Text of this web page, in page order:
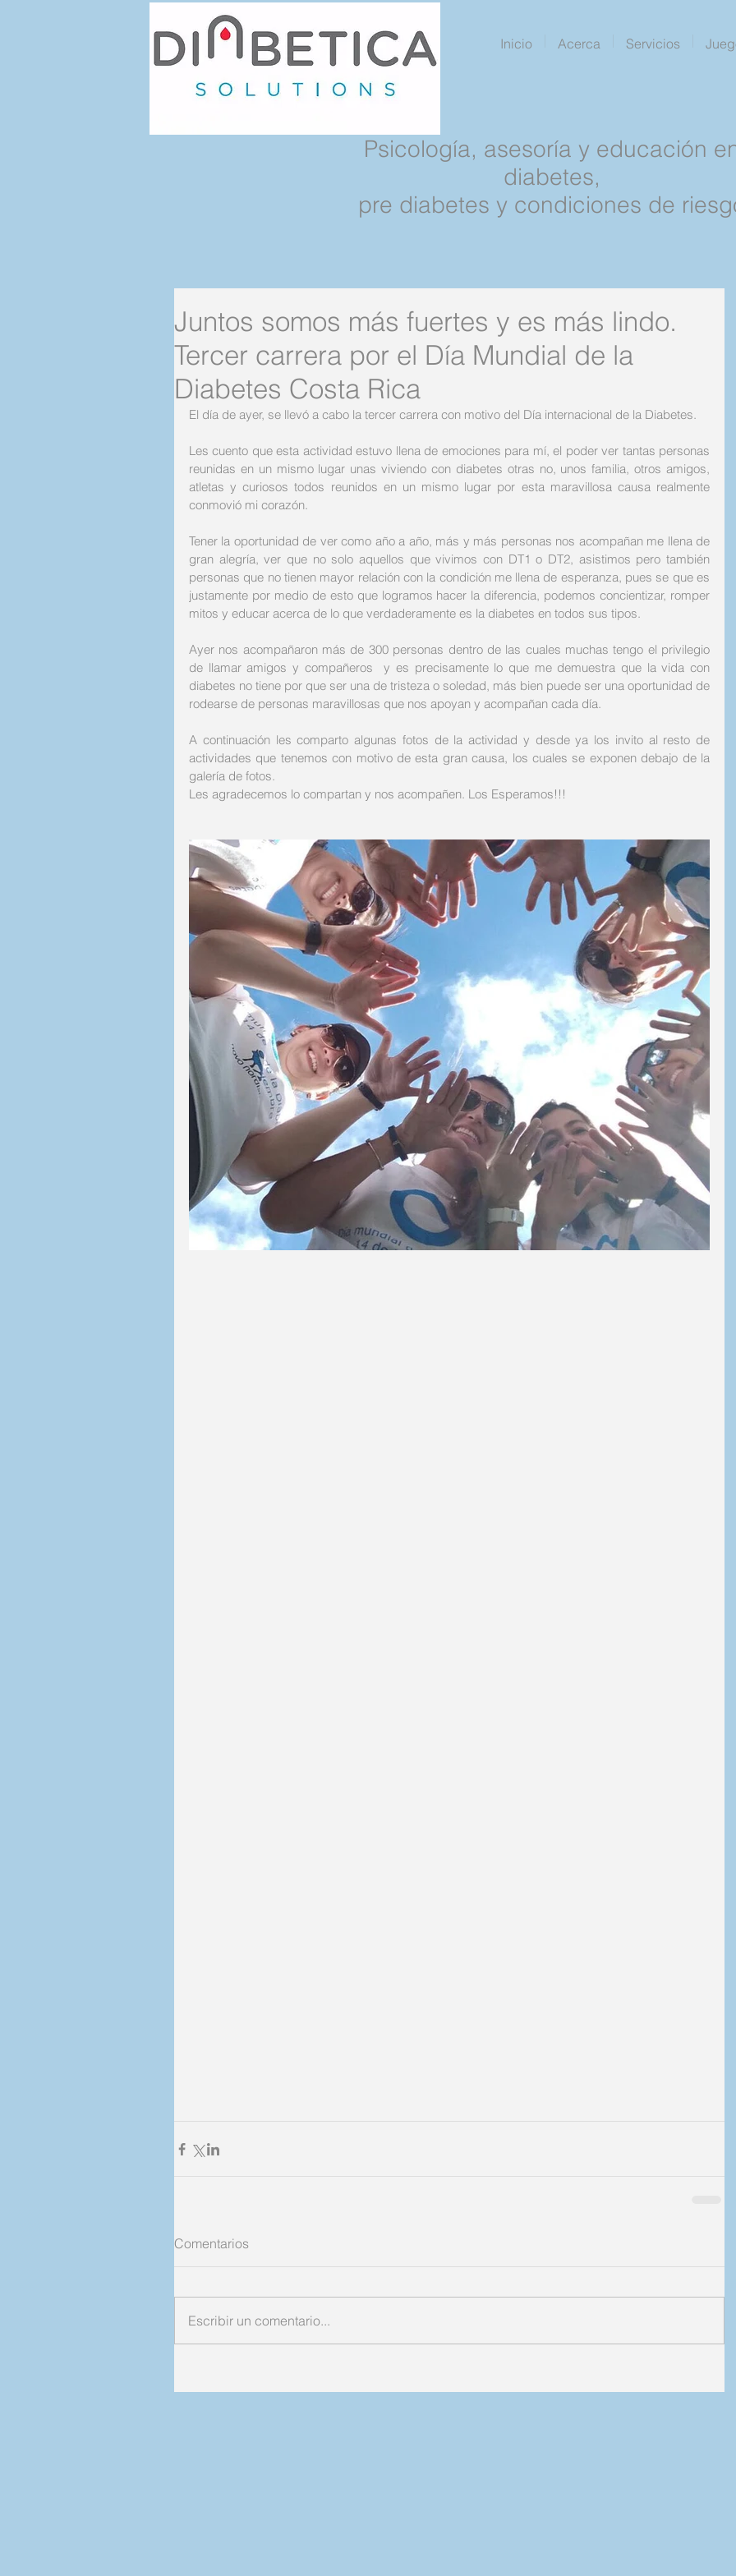
Inicio Acerca Servicios
Psicología, asesoría y educación
diabetes,
pre diabetes y condiciones de
Juntos somos más fuertes y es más lindo.
Tercer carrera por el Día Mundial de la
Diabetes Costa Rica
El día de ayer, se llevó a cabo la tercer carrera con motivo del Día internacional de la Diabetes.
Les cuento que esta actividad estuvo llena de emociones para mí, el poder ver tantas personas
reunidas en un mismo lugar unas viviendo con diabetes otras no, unos familia, otros amigos,
atletas y curiosos todos reunidos en un mismo lugar por esta maravillosa causa realmente
conmovió mi corazón.
Tener la oportunidad de ver como año a año, más y más personas nos acompañan me llena de
gran alegría, ver que no solo aquellos que vivimos con DT1 o DT2, asistimos pero también
personas que no tienen mayor relación con la condición me llena de esperanza, pues se que es
justamente por medio de esto que logramos hacer la diferencia, podemos concientizar, romper
mitos y educar acerca de lo que verdaderamente es la diabetes en todos sus tipos.
Ayer nos acompañaron más de 300 personas dentro de las cuales muchas tengo el privilegio
de llamar amigos y compañeros  y es precisamente lo que me demuestra que la vida con
diabetes no tiene por que ser una de tristeza o soledad, más bien puede ser una oportunidad de
rodearse de personas maravillosas que nos apoyan y acompañan cada día.
A continuación les comparto algunas fotos de la actividad y desde ya los invito al resto de
actividades que tenemos con motivo de esta gran causa, los cuales se exponen debajo de la
galería de fotos.
Les agradecemos lo compartan y nos acompañen. Los Esperamos!!!
Comentarios
Escribir un comentario...